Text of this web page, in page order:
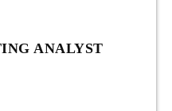
ANALYST